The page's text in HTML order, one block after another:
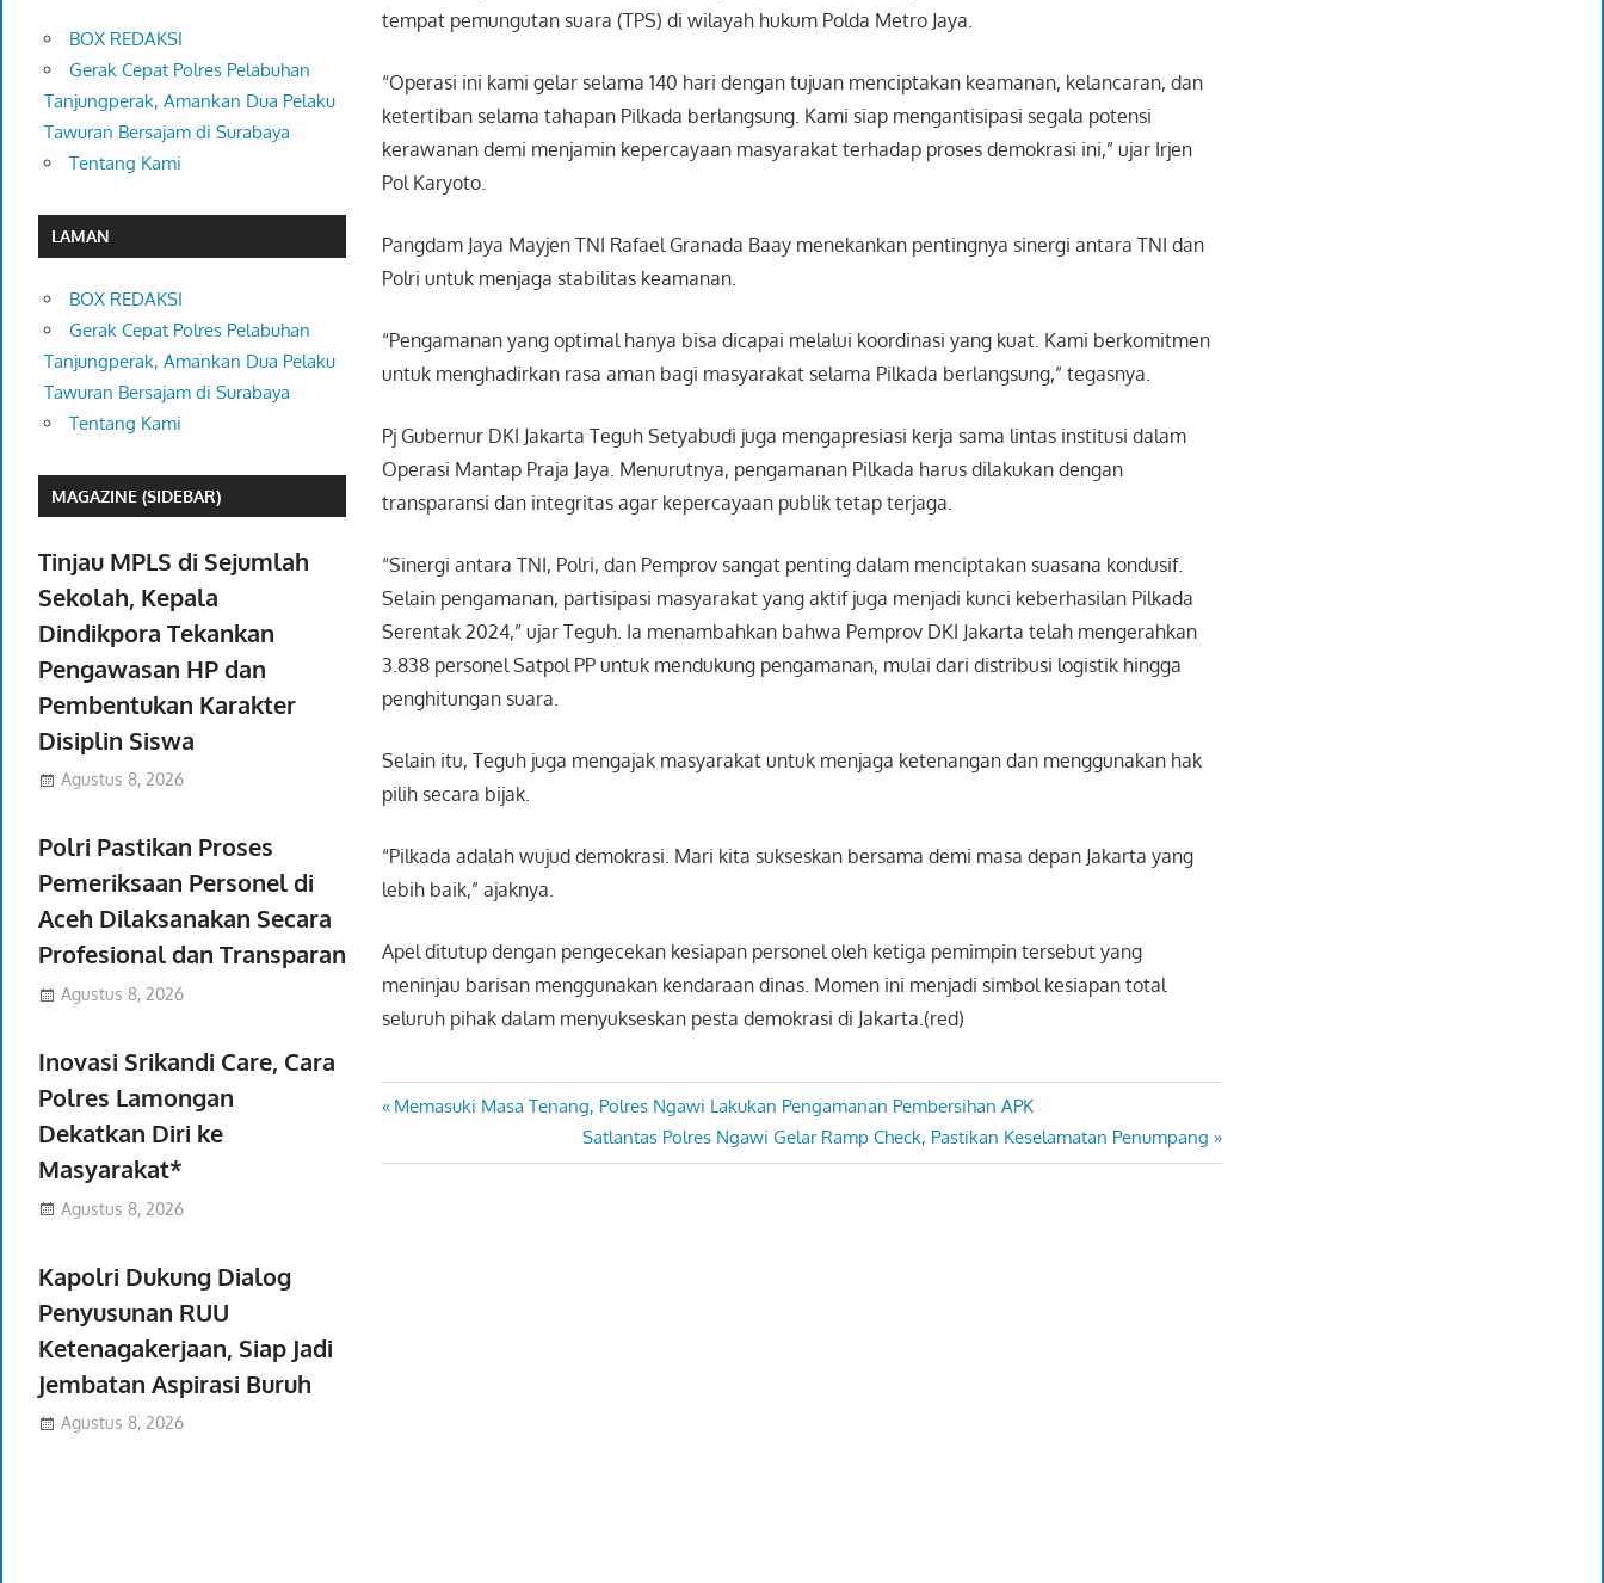
tempat pemungutan suara (TPS) di wilayah hukum Polda Metro Jaya.
“Operasi ini kami gelar selama 140 hari dengan tujuan menciptakan keamanan, kelancaran, dan
ketertiban selama tahapan Pilkada berlangsung. Kami siap mengantisipasi segala potensi
kerawanan demi menjamin kepercayaan masyarakat terhadap proses demokrasi ini,” ujar Irjen
Pol Karyoto.
Pangdam Jaya Mayjen TNI Rafael Granada Baay menekankan pentingnya sinergi antara TNI dan
Polri untuk menjaga stabilitas keamanan.
“Pengamanan yang optimal hanya bisa dicapai melalui koordinasi yang kuat. Kami berkomitmen
untuk menghadirkan rasa aman bagi masyarakat selama Pilkada berlangsung,” tegasnya.
Pj Gubernur DKI Jakarta Teguh Setyabudi juga mengapresiasi kerja sama lintas institusi dalam
Operasi Mantap Praja Jaya. Menurutnya, pengamanan Pilkada harus dilakukan dengan
transparansi dan integritas agar kepercayaan publik tetap terjaga.
“Sinergi antara TNI, Polri, dan Pemprov sangat penting dalam menciptakan suasana kondusif.
Selain pengamanan, partisipasi masyarakat yang aktif juga menjadi kunci keberhasilan Pilkada
Serentak 2024,” ujar Teguh. Ia menambahkan bahwa Pemprov DKI Jakarta telah mengerahkan
3.838 personel Satpol PP untuk mendukung pengamanan, mulai dari distribusi logistik hingga
penghitungan suara.
Selain itu, Teguh juga mengajak masyarakat untuk menjaga ketenangan dan menggunakan hak
pilih secara bijak.
“Pilkada adalah wujud demokrasi. Mari kita sukseskan bersama demi masa depan Jakarta yang
lebih baik,” ajaknya.
Apel ditutup dengan pengecekan kesiapan personel oleh ketiga pemimpin tersebut yang
meninjau barisan menggunakan kendaraan dinas. Momen ini menjadi simbol kesiapan total
seluruh pihak dalam menyukseskan pesta demokrasi di Jakarta.(red)
Navigasi
pos
Previous
Memasuki Masa Tenang, Polres Ngawi Lakukan Pengamanan Pembersihan APK
Next
Post:
Satlantas Polres Ngawi Gelar Ramp Check, Pastikan Keselamatan Penumpang
BOX REDAKSI
Gerak Cepat Polres Pelabuhan
Tanjungperak, Amankan Dua Pelaku
Tawuran Bersajam di Surabaya
Tentang Kami
LAMAN
BOX REDAKSI
Gerak Cepat Polres Pelabuhan
Tanjungperak, Amankan Dua Pelaku
Tawuran Bersajam di Surabaya
Tentang Kami
MAGAZINE (SIDEBAR)
Tinjau MPLS di Sejumlah
Sekolah, Kepala
Dindikpora Tekankan
Pengawasan HP dan
Pembentukan Karakter
Disiplin Siswa
Agustus 8, 2026
Polri Pastikan Proses
Pemeriksaan Personel di
Aceh Dilaksanakan Secara
Profesional dan Transparan
Agustus 8, 2026
Inovasi Srikandi Care, Cara
Polres Lamongan
Dekatkan Diri ke
Masyarakat*
Agustus 8, 2026
Kapolri Dukung Dialog
Penyusunan RUU
Ketenagakerjaan, Siap Jadi
Jembatan Aspirasi Buruh
Agustus 8, 2026